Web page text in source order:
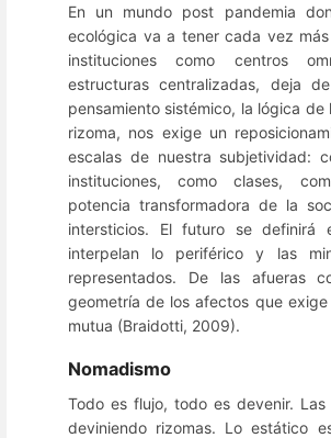
En un mundo post pandemia
ecológica va a tener cada vez
instituciones como centros
estructuras centralizadas, deja
pensamiento sistémico, la lógica de
rizoma, nos exige un
escalas de nuestra subjetividad:
instituciones, como clases,
potencia transformadora de la
intersticios. El futuro se definirá
interpelan lo periférico y las
representados. De las afueras
geometría de los afectos que exige
mutua (Braidotti, 2009).
Nomadismo
Todo es flujo, todo es devenir. Las
deviniendo rizomas. Lo estático